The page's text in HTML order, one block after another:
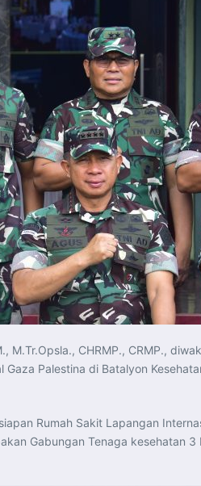
CHRMP., CRMP.,
Palestina di Batalyon
Rumah Sakit Lapangan
Gabungan Tenaga kesehatan